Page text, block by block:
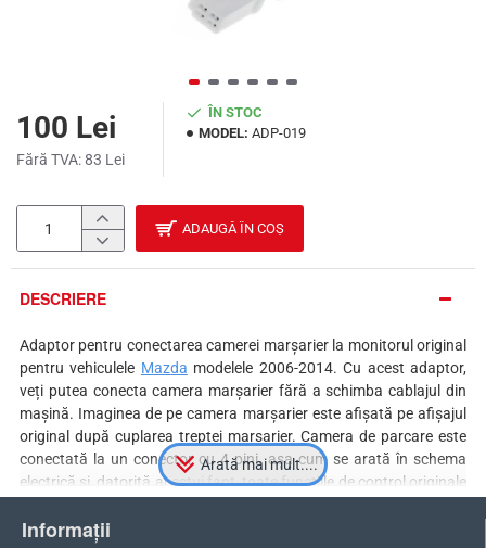
100 Lei
Fără TVA: 83 Lei
ÎN STOC
MODEL: ADP-019
ADAUGĂ ÎN COȘ
DESCRIERE
Adaptor pentru conectarea camerei marșarier la monitorul original
pentru vehiculele Mazda modelele 2006-2014. Cu acest adaptor,
veți putea conecta camera marșarier fără a schimba cablajul din
mașină. Imaginea de pe camera marșarier este afișată pe afișajul
original după cuplarea treptei marșarier. Camera de parcare este
conectată la un conector cu 4 pini, așa cum se arată în schema
electrică și, datorită acestui fapt, toate funcțiile de control originale
auto, priza cu 4 pini poate fi amplasată într-un loc diferit de cel
Informații